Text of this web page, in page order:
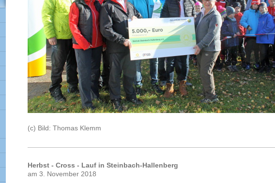
(c) Bild: Thomas Klemm
Herbst - Cross - Lauf in Steinbach-Hallenberg
am 3. November 2018